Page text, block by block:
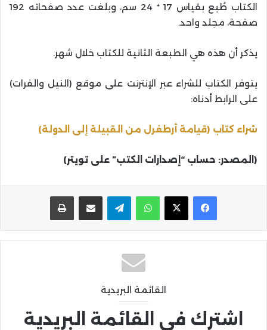
الكتاب طُبع بقياس 17 * 24 سم، وبلغت عدد صفحاته 192
صفحة، مجلد واحد.
يذكر أن هذه هي الطبعة الثانية للكتاب خلال شهر.
يتوفر الكتاب للشراء عبر الإنترنت على موقع (النيل والفرات)
على الرابط أدناه:
شراء كتاب (قيامة أرطغرل من القبيلة إلى الدولة)
(المصدر: حساب “إصدارات الكتب” على تويتر)
واتساب تيلقرام مشاركة عبر البريد
القائمة البريدية
اشترك في القائمة البريدية